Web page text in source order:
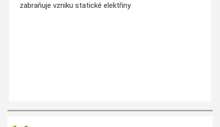
zabraňuje vzniku statické elektřiny